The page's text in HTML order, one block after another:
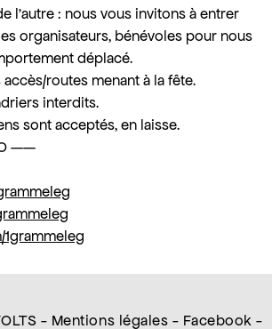
l’autre : nous vous invitons à entrer
organisateurs, bénévoles pour nous
déplacé.
routes menant à la fête.
interdits.
sont acceptés, en laisse.
——
- Mentions légales - Facebook -